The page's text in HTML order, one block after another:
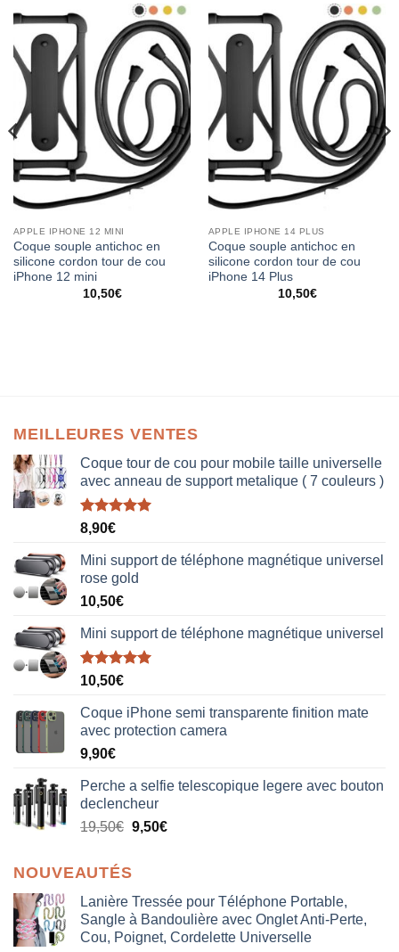
APPLE IPHONE 12 MINI
Coque souple antichoc en
silicone cordon tour de cou
iPhone 12 mini
10,50€
APPLE IPHONE 14 PLUS
Coque souple antichoc en
silicone cordon tour de cou
iPhone 14 Plus
10,50€
MEILLEURES VENTES
Coque tour de cou pour mobile taille universelle
avec anneau de support metalique ( 7 couleurs )
Note5.00
8,90€
Mini support de téléphone magnétique universel
rose gold
10,50€
Mini support de téléphone magnétique universel
Note5.00
10,50€
Coque iPhone semi transparente finition mate
avec protection camera
9,90€
Perche a selfie telescopique legere avec bouton
declencheur
19,50€ 9,50€
NOUVEAUTÉS
Lanière Tressée pour Téléphone Portable,
Sangle à Bandoulière avec Onglet Anti-Perte,
Cou, Poignet, Cordelette Universelle